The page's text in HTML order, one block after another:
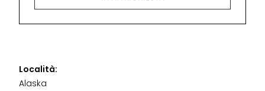
Località:
Alaska